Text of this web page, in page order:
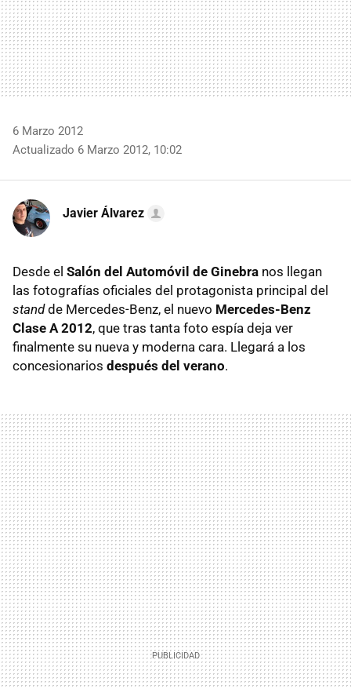
6 Marzo 2012
Actualizado 6 Marzo 2012, 10:02
Javier Álvarez
Desde el Salón del Automóvil de Ginebra nos llegan
las fotografías oficiales del protagonista principal del
standde Mercedes-Benz, el nuevo Mercedes-Benz
Clase A 2012, que tras tanta foto espía deja ver
finalmente su nueva y moderna cara. Llegará a los
concesionarios después del verano.